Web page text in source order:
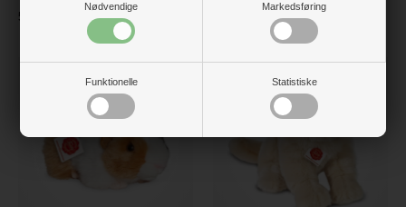
Nødvendige Markedsføring
Funktionelle Statistiske
549 kr.